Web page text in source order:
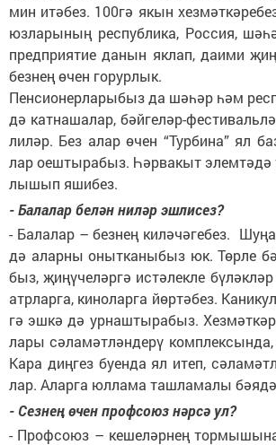
мин итә­без. 100гә якын
юз­ла­ры­ның рес­пуб­ли­ка, Рос­сия,
пред­при­я­тие да­нын як­лап, да­и­ми
без­нең өчен го­рур­лык.
Пен­си­о­нер­ла­ры­быз да шә­һәр һәм
дә кат­на­ша­лар, бәй­ге­ләр-
ли­ләр. Без алар өчен “Тур­би­на” ял
лар оеш­ты­ра­быз. Һәр­ва­кыт элем­тә­дә
лы­шып яши­без.
- Ба­ла­лар бе­лән ни­ләр эш­ли­сез?
- Ба­ла­лар – без­нең ки­лә­чә­ге­без.
дә алар­ны оныт­ка­ны­быз юк. Төр­ле
быз, җи­ңү­че­ләр­гә ис­тә­лек­ле
атр­лар­га, ки­но­лар­га йөр­тә­без.
гә эш­кә дә ур­наш­ты­ра­быз.
ла­ры сә­ла­мәт­лән­де­рү ком­п­лек­сын­да,
Ка­ра диң­гез бу­ен­да ял итеп,
лар. Алар­га юл­ла­ма таш­ла­ма­лы
- Сез­нең өчен проф­со­юз нәр­сә ул?
- Проф­со­юз – ке­ше­ләр­нең